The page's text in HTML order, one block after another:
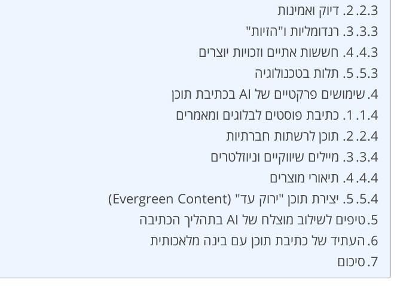
2. דיוק ואמינות
3. רנדומליות ו"הזיות"
4. חששות אתיים וזכויות יוצרים
5. תלות בטכנולוגיה
שימושים פרקטיים של AI בכתיבת תוכן
1. כתיבת פוסטים לבלוגים ומאמרים
2. תוכן לרשתות חברתיות
3. מיילים שיווקיים וניוזלטרים
4. תיאורי מוצרים
5. יצירת תוכן "ירוק עד" (Evergreen Content)
טיפים לשילוב מוצלח של AI בתהליך הכתיבה
העתיד של כתיבת תוכן עם בינה מלאכותית
סיכום